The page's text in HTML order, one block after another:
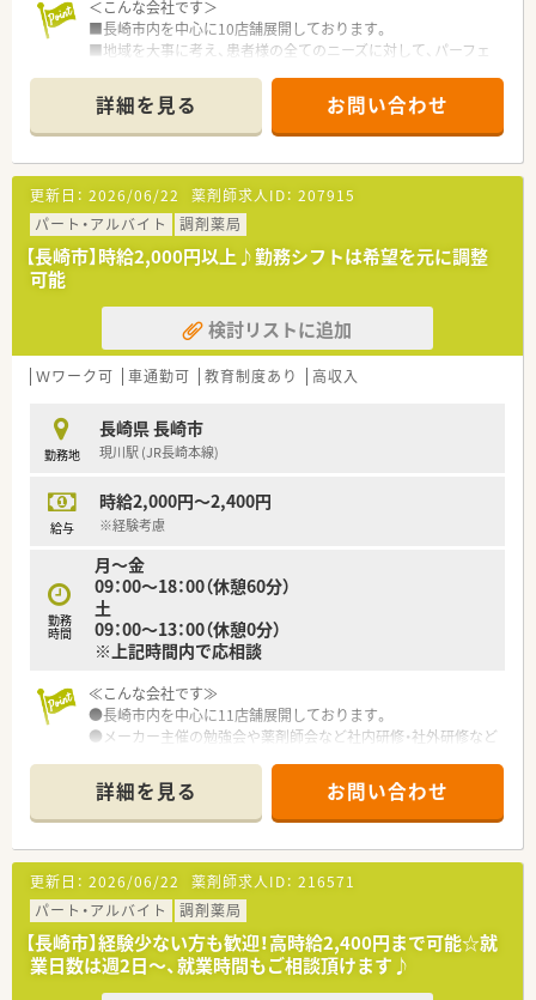
＜こんな会社です＞
■長崎市内を中心に10店舗展開しております。
■地域を大事に考え、患者様の全てのニーズに対して、パーフェ
■一人一人がスペシャリストである会社を目指し、地域社会の医
療福祉向上の為、日頃精進し躍進していきたいと考えておりま
す。
■人員体制は余裕を持って配置する考え方です。
■社員の意見をしっかりと取り入れる社風です。皆様意見をし
っかりと伝えられています。
■企業検診も他社よりも手厚く（胃カメラや乳がん検診など）福
利厚生も充実しております。
■毎年新卒採用もされているため20代～30代の方も多く、店舗
■定年後も長く安定した働き方ができる企業です。
■社員の安全の為の防犯意識も高い会社で、定期的に訓練も行っ
ておられます。
詳細を見る お問い合わせ
更新日： 2026/06/22 薬剤師求人ID： 207915
パート・アルバイト
調剤薬局
【長崎市】時給2,000円以上♪勤務シフトは希望を元に調整
可能
検討リストに追加
Ｗワーク可 車通勤可 教育制度あり 高収入
勤務地
長崎県 長崎市
現川駅 (JR長崎本線)
給与
時給2,000円～2,400円
※経験考慮
勤務
時間
月～金
09：00～18：00（休憩60分）
土
09：00～13：00（休憩0分）
※上記時間内で応相談
≪こんな会社です≫
●長崎市内を中心に11店舗展開しております。
●メーカー主催の勉強会や薬剤師会など社内研修・社外研修など
●社内に互助会を設け、イベントなど社員同士の交流も催してい
ます。
●市内に複数店舗がありますので、通勤を考慮し、無理のない配
属でご検討いただけます。
詳細を見る お問い合わせ
更新日： 2026/06/22 薬剤師求人ID： 216571
パート・アルバイト
調剤薬局
【長崎市】経験少ない方も歓迎！高時給2,400円まで可能☆就
業日数は週2日～、就業時間もご相談頂けます♪